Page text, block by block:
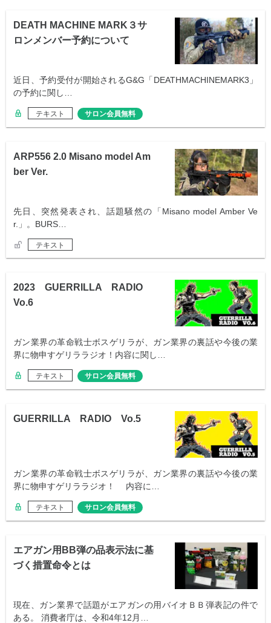
DEATH MACHINE MARK３サ
ロンメンバー予約について
近日、予約受付が開始されるG&G「DEATHMACHINEMARK3」
の予約に関し…
テキスト サロン会員無料
ARP556 2.0 Misano model Am
ber Ver.
先日、突然発表され、話題騒然の「Misano model Amber Ve
r.」。BURS…
テキスト
2023 GUERRILLA RADIO
Vo.6
ガン業界の革命戦士ボスゲリラが、ガン業界の裏話や今後の業
界に物申すゲリララジオ！内容に関し…
テキスト サロン会員無料
GUERRILLA RADIO Vo.5
ガン業界の革命戦士ボスゲリラが、ガン業界の裏話や今後の業
界に物申すゲリララジオ！ 内容に…
テキスト サロン会員無料
エアガン用BB弾の品表示法に基
づく措置命令とは
現在、ガン業界で話題がエアガンの用バイオＢＢ弾表記の件で
ある。 消費者庁は、令和4年12月…